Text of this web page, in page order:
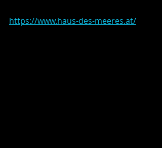
https://www.haus-des-meeres.at/